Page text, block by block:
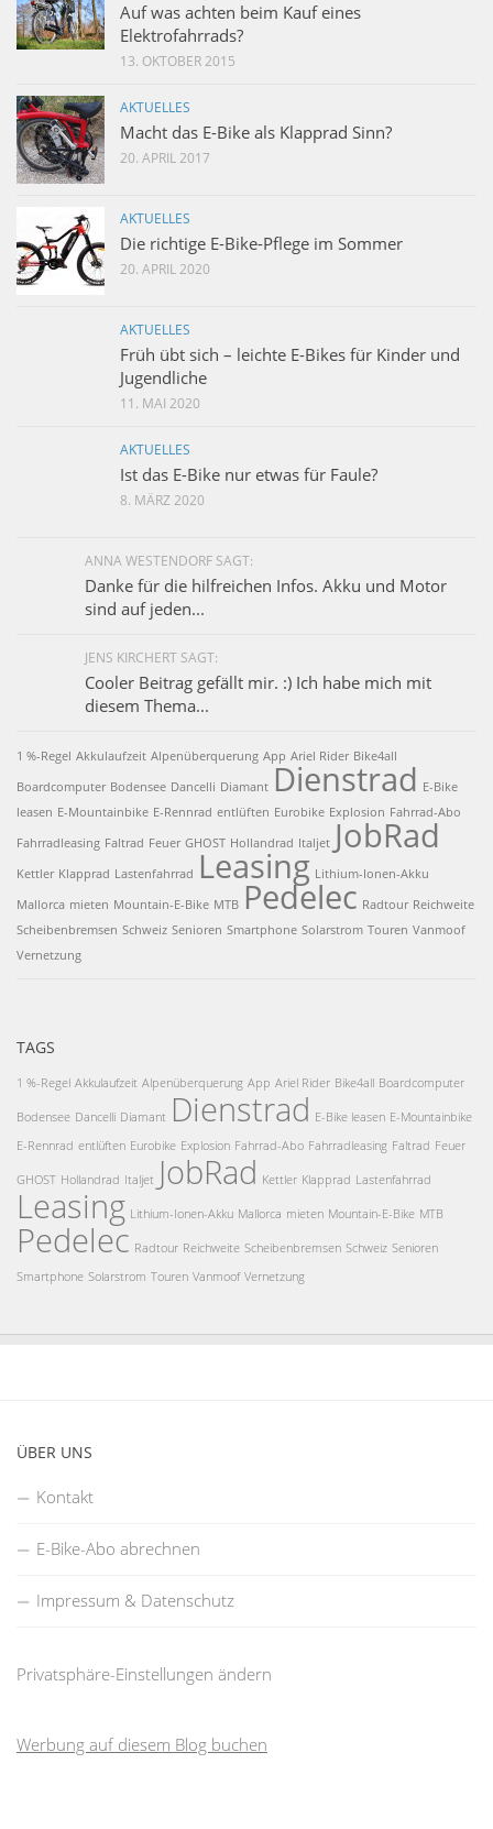
Auf was achten beim Kauf eines
Elektrofahrrads?
13. OKTOBER 2015
AKTUELLES
Macht das E-Bike als Klapprad Sinn?
20. APRIL 2017
AKTUELLES
Die richtige E-Bike-Pflege im Sommer
20. APRIL 2020
AKTUELLES
Früh übt sich – leichte E-Bikes für Kinder und
Jugendliche
11. MAI 2020
AKTUELLES
Ist das E-Bike nur etwas für Faule?
8. MÄRZ 2020
ANNA WESTENDORF SAGT:
Danke für die hilfreichen Infos. Akku und Motor
sind auf jeden...
JENS KIRCHERT SAGT:
Cooler Beitrag gefällt mir. :) Ich habe mich mit
diesem Thema...
1 %-Regel Akkulaufzeit Alpenüberquerung App Ariel Rider Bike4all
Boardcomputer Bodensee Dancelli Diamant Dienstrad E-Bike
leasen E-Mountainbike E-Rennrad entlüften Eurobike Explosion Fahrrad-Abo
Fahrradleasing Faltrad Feuer GHOST Hollandrad Italjet JobRad
Kettler Klapprad Lastenfahrrad Leasing Lithium-Ionen-Akku
Mallorca mieten Mountain-E-Bike MTB Pedelec Radtour Reichweite
Scheibenbremsen Schweiz Senioren Smartphone Solarstrom Touren Vanmoof
Vernetzung
TAGS
1 %-Regel Akkulaufzeit Alpenüberquerung App Ariel Rider Bike4all Boardcomputer
Bodensee Dancelli Diamant Dienstrad E-Bike leasen E-Mountainbike
E-Rennrad entlüften Eurobike Explosion Fahrrad-Abo Fahrradleasing Faltrad Feuer
GHOST Hollandrad Italjet JobRad Kettler Klapprad Lastenfahrrad
Leasing Lithium-Ionen-Akku Mallorca mieten Mountain-E-Bike MTB
Pedelec Radtour Reichweite Scheibenbremsen Schweiz Senioren
Smartphone Solarstrom Touren Vanmoof Vernetzung
ÜBER UNS
Kontakt
E-Bike-Abo abrechnen
Impressum & Datenschutz
Privatsphäre-Einstellungen ändern
Werbung auf diesem Blog buchen